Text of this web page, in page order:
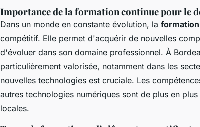
Importance de la formation continue pour le
Dans un monde en constante évolution, la
compétitif. Elle permet d'acquérir de nouvelles
d'évoluer dans son domaine professionnel. À
particulièrement valorisée, notamment dans les
nouvelles technologies est cruciale. Les
autres technologies numériques sont de plus en
locales.